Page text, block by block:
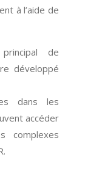
à l’aide de
de
développé
dans les
accéder
complexes